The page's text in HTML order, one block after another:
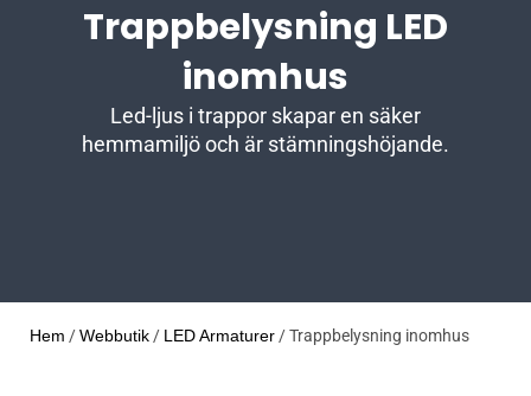
Trappbelysning LED
inomhus
Led-ljus i trappor skapar en säker
hemmamiljö och är stämningshöjande.
Hem / Webbutik / LED Armaturer / Trappbelysning inomhus